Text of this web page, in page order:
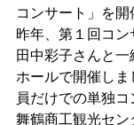
コンサート」を開
昨年、第１回コ
田中彩子さんと
ホールで開催しま
員だけでの単独
舞鶴商工観光セ